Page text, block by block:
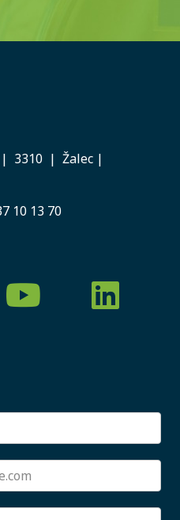
| 3310 | Žalec |
10 13 70